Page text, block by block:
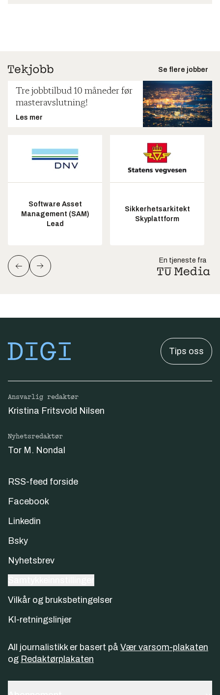
Se flere jobber
Tre jobbtilbud 10 måneder før
masteravslutning!
Les mer
Software Asset
Management (SAM)
Lead
Sikkerhetsarkitekt
Skyplattform
En tjeneste fra
Tips oss
Ansvarlig redaktør
Kristina Fritsvold Nilsen
Nyhetsredaktør
Tor M. Nondal
RSS-feed forside
Facebook
Linkedin
Bsky
Nyhetsbrev
Vilkår og bruksbetingelser
KI-retningslinjer
All journalistikk er basert på Vær varsom-plakaten
og Redaktørplakaten